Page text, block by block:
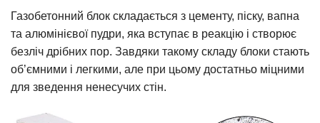
Газобетонний блок складається з цементу, піску, вапна
та алюмінієвої пудри, яка вступає в реакцію і створює
безліч дрібних пор. Завдяки такому складу блоки стають
об’ємними і легкими, але при цьому достатньо міцними
для зведення ненесучих стін.